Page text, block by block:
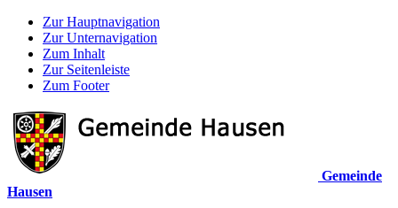
Zur Hauptnavigation
Zur Unternavigation
Zum Inhalt
Zur Seitenleiste
Zum Footer
Gemeinde
Hausen